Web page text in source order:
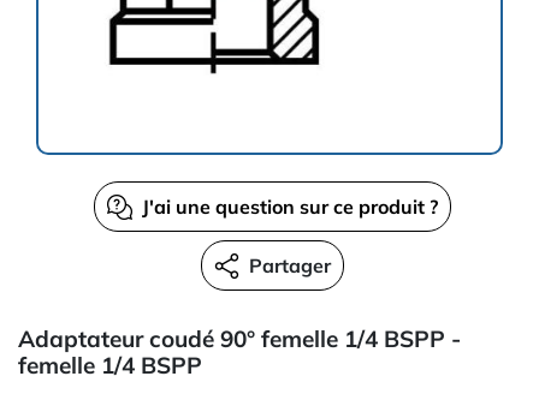
J'ai une question sur ce produit ?
Partager
Adaptateur coudé 90° femelle 1/4 BSPP -
femelle 1/4 BSPP